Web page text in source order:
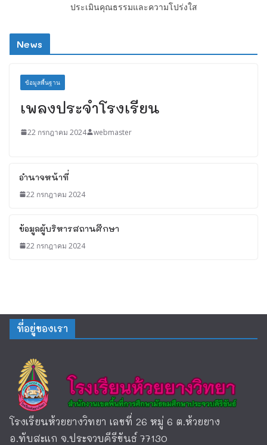
ประเมินคุณธรรมและความโปร่งใส
News
ข้อมูลพื้นฐาน
เพลงประจำโรงเรียน
22 กรกฎาคม 2024 webmaster
อำนาจหน้าที่
22 กรกฎาคม 2024
ข้อมูลผู้บริหารสถานศึกษา
22 กรกฎาคม 2024
ที่อยู่ของเรา
โรงเรียนห้วยยางวิทยา เลขที่ 26 หมู่ 6 ต.ห้วยยาง
อ.ทับสะแก จ.ประจวบคีรีขันธ์ 77130